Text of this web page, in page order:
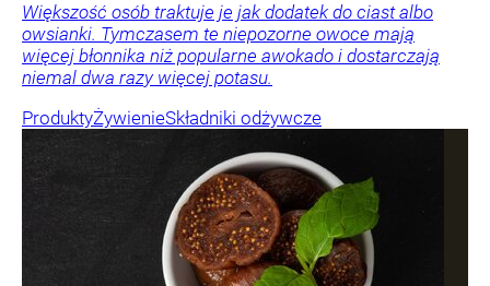
Większość osób traktuje je jak dodatek do ciast albo
owsianki. Tymczasem te niepozorne owoce mają
więcej błonnika niż popularne awokado i dostarczają
niemal dwa razy więcej potasu.
ProduktyŻywienieSkładniki odżywcze